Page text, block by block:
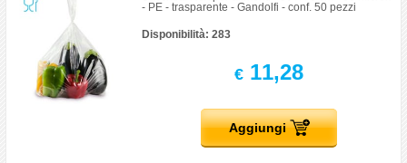
- PE - trasparente - Gandolfi - conf. 50 pezzi
Disponibilità: 283
€11,28
Aggiungi